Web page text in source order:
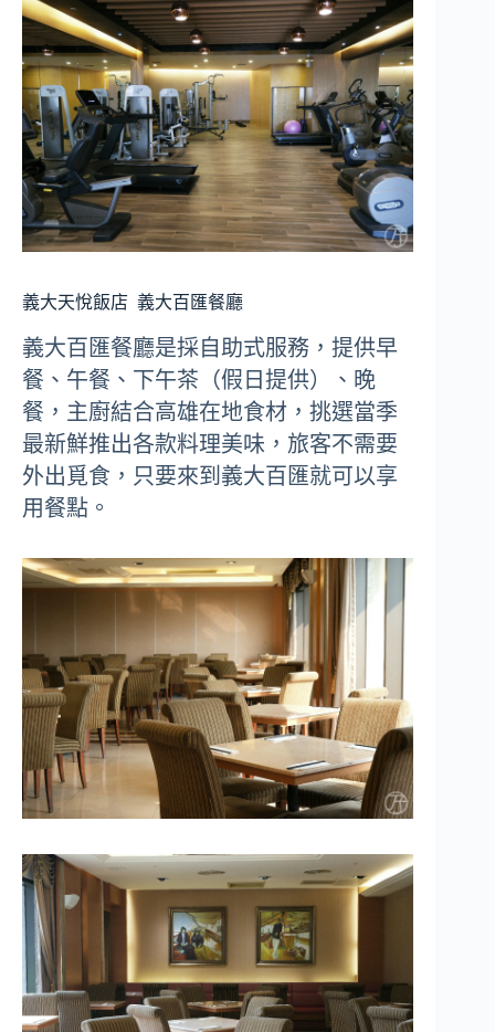
義大天悅飯店 義大百匯餐廳
義大百匯餐廳是採自助式服務，提供早
餐、午餐、下午茶（假日提供）、晚
餐，主廚結合高雄在地食材，挑選當季
最新鮮推出各款料理美味，旅客不需要
外出覓食，只要來到義大百匯就可以享
用餐點。